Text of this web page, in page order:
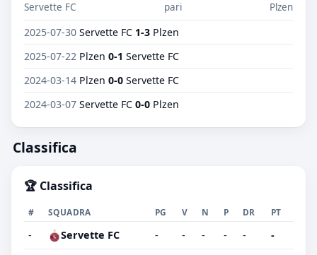
Servette FC pari Plzen
2025-07-30 Servette FC 1-3 Plzen
2025-07-22 Plzen 0-1 Servette FC
2024-03-14 Plzen 0-0 Servette FC
2024-03-07 Servette FC 0-0 Plzen
Classifica
🏆 Classifica
# SQUADRA PG V N P DR PT
- Servette FC - - - - - -